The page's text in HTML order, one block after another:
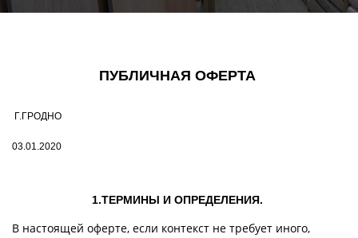
ПУБЛИЧНАЯ ОФЕРТА
Г.ГРОДНО
03.01.2020
1.ТЕРМИНЫ И ОПРЕДЕЛЕНИЯ.
В настоящей оферте, если контекст не требует иного,